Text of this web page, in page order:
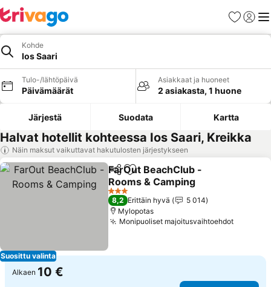
Suosikit
Kohde
Ios Saari
Tulo-/lähtöpäivä
Päivämäärät
Asiakkaat ja huoneet
2 asiakasta, 1 huone
Järjestä Suodata Kartta
Halvat hotellit kohteessa Ios Saari, Kreikka
Näin maksut vaikuttavat hakutulosten järjestykseen
Suosittu valinta
Jaa Lisää suosikkeihin
FarOut BeachClub -
Rooms & Camping
Katso hinnat
3 Tähtiluokitus
8,2 Erittäin hyvä
5 014
Mylopotas
Monipuoliset majoitusvaihtoehdotKatso
Alkaen 10 €